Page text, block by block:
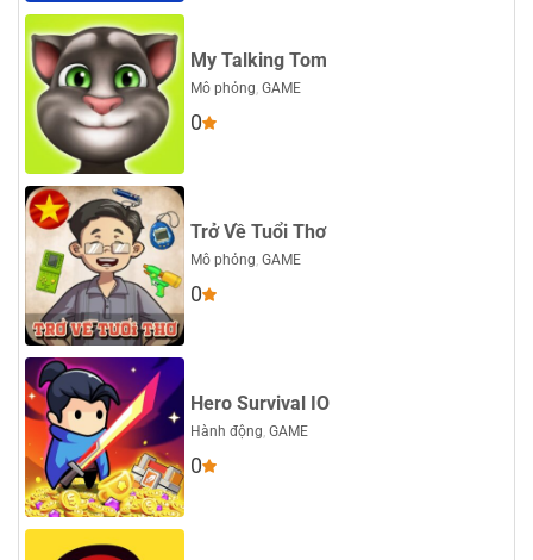
My Talking Tom
Mô phỏng, GAME
0
Trở Về Tuổi Thơ
Mô phỏng, GAME
0
Hero Survival IO
Hành động, GAME
0